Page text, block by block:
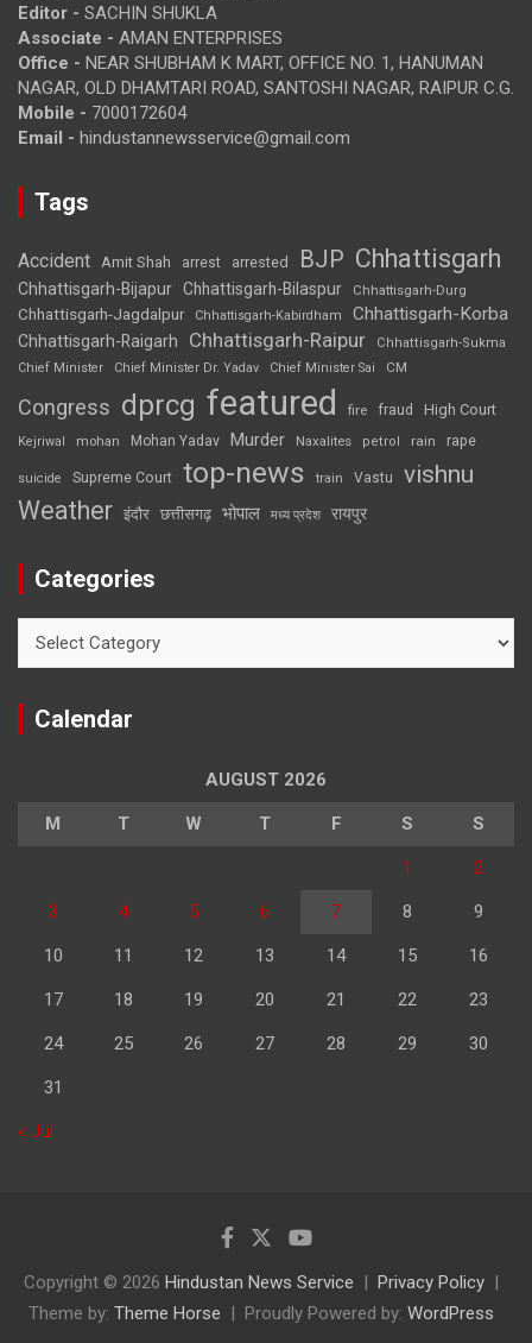
Editor - SACHIN SHUKLA
Associate - AMAN ENTERPRISES
Office - NEAR SHUBHAM K MART, OFFICE NO. 1, HANUMAN
NAGAR, OLD DHAMTARI ROAD, SANTOSHI NAGAR, RAIPUR C.G.
Mobile - 7000172604
Email - hindustannewsservice@gmail.com
Tags
Accident Amit Shah arrest arrested BJP Chhattisgarh
Chhattisgarh-Bijapur Chhattisgarh-Bilaspur Chhattisgarh-Durg
Chhattisgarh-Jagdalpur Chhattisgarh-Kabirdham Chhattisgarh-Korba
Chhattisgarh-Raigarh Chhattisgarh-Raipur
Chhattisgarh-Sukma
Chief Minister
Chief Minister Dr. Yadav Chief Minister Sai CM
Congress dprcg featured fire fraud High Court
Kejriwal mohan Mohan Yadav Murder Naxalites petrol rain rape
suicide Supreme Court top-news train Vastu vishnu
Weather इंदौर छत्तीसगढ़ भोपाल मध्य प्रदेश रायपुर
Categories
Calendar
AUGUST 2026
M T W T F S S
1 2
3 4 5 6 7 8 9
10 11 12 13 14 15 16
17 18 19 20 21 22 23
24 25 26 27 28 29 30
31
« Jul
Copyright © 2026 Hindustan News Service
Privacy Policy
Theme by: Theme Horse Proudly Powered by: WordPress